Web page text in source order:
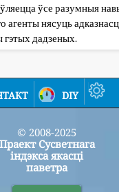
ўсе разумныя
агенты нясуць
гэтых дадзеных.
diy
© 2008-2025
Праект Сусветнага
індэкса якасці
паветра